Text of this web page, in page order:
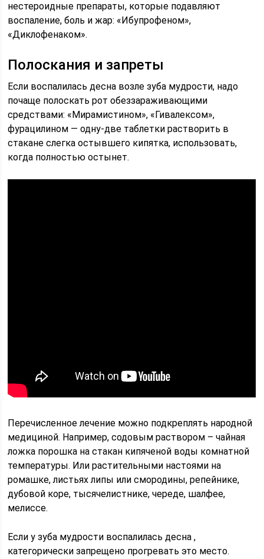
нестероидные препараты, которые подавляют
воспаление, боль и жар: «Ибупрофеном»,
«Диклофенаком».
Полоскания и запреты
Если воспалилась десна возле зуба мудрости, надо
почаще полоскать рот обеззараживающими
средствами: «Мирамистином», «Гивалексом»,
фурацилином — одну-две таблетки растворить в
стакане слегка остывшего кипятка, использовать,
когда полностью остынет.
Перечисленное лечение можно подкреплять народной
медициной. Например, содовым раствором – чайная
ложка порошка на стакан кипяченой воды комнатной
температуры. Или растительными настоями на
ромашке, листьях липы или смородины, репейнике,
дубовой коре, тысячелистнике, череде, шалфее,
мелиссе.
Если у зуба мудрости воспалилась десна ,
категорически запрещено прогревать это место.